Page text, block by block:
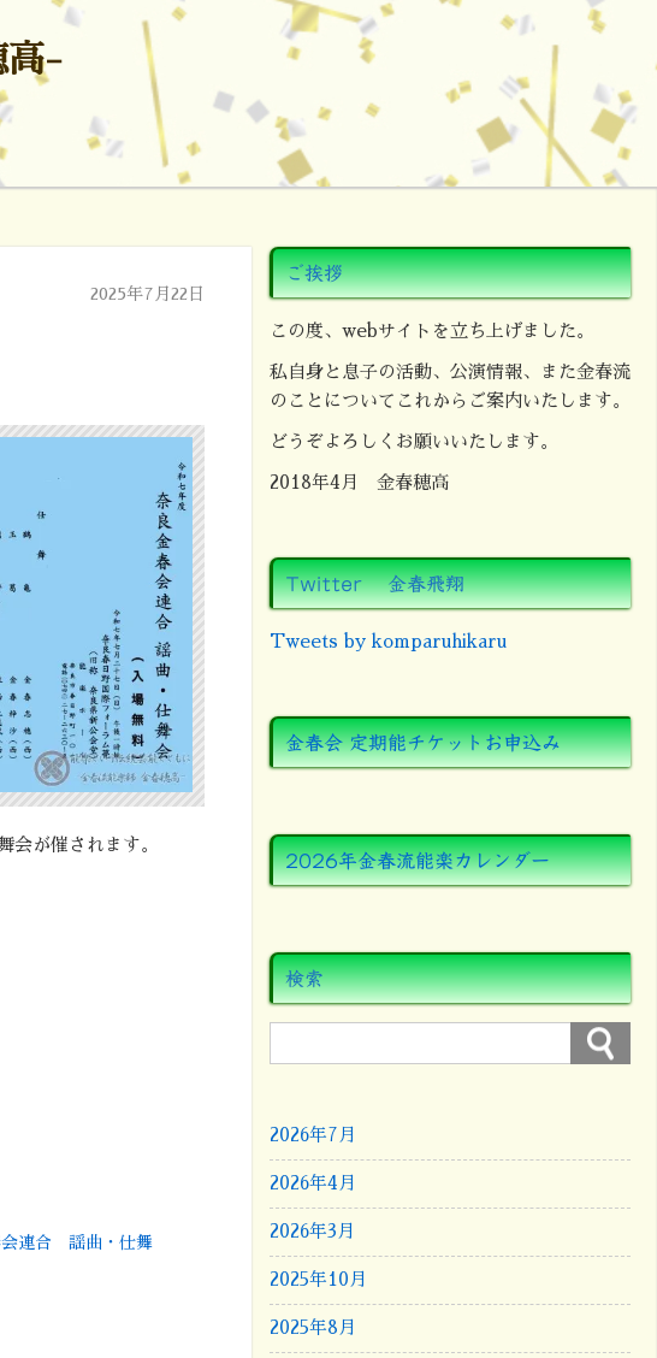
高-
2025年7月22日
が催されます。
連合 謡曲・仕舞
ご挨拶
この度、webサイトを立ち上げました。
私自身と息子の活動、公演情報、また金春流
のことについてこれからご案内いたします。
どうぞよろしくお願いいたします。
2018年4月 金春穂高
Twitter 金春飛翔
Tweets by komparuhikaru
金春会 定期能チケットお申込み
2026年金春流能楽カレンダー
検索
2026年7月
2026年4月
2026年3月
2025年10月
2025年8月